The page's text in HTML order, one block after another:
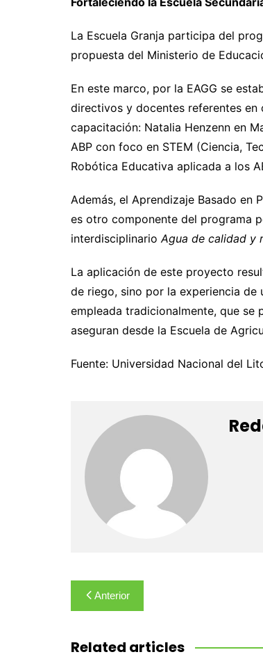
La Escuela Granja participa del
propuesta del Ministerio de
En este marco, por la EAGG se
directivos y docentes referentes en
capacitación: Natalia Henzenn en
ABP con foco en STEM (Ciencia,
Robótica Educativa aplicada a los
Además, el Aprendizaje Basado en
es otro componente del programa
interdisciplinarioAgua de calidad y
La aplicación de este proyecto
de riego, sino por la experiencia de
empleada tradicionalmente, que se
aseguran desde la Escuela de
Fuente: Universidad Nacional del
Navegación
de
entradas
Anterior
Related articles